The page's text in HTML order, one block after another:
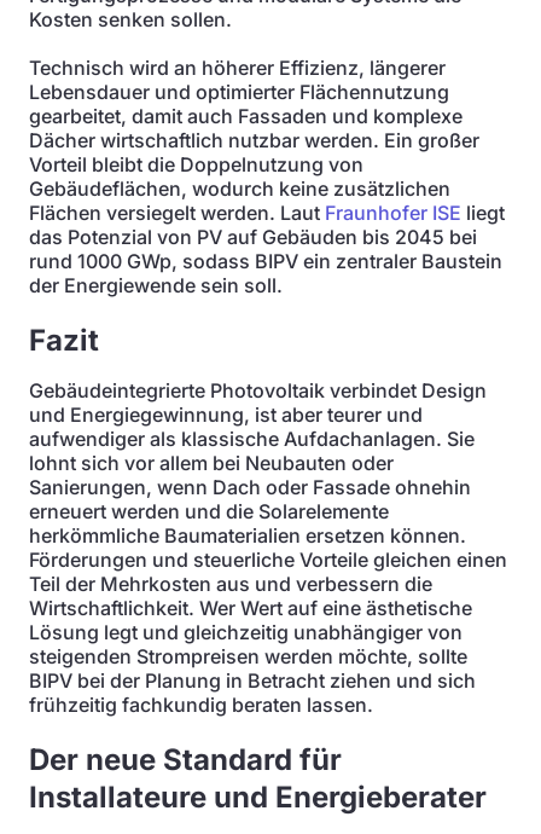
Kosten senken sollen.
Technisch wird an höherer Effizienz, längerer
Lebensdauer und optimierter Flächennutzung
gearbeitet, damit auch Fassaden und komplexe
Dächer wirtschaftlich nutzbar werden. Ein großer
Vorteil bleibt die Doppelnutzung von
Gebäudeflächen, wodurch keine zusätzlichen
Flächen versiegelt werden. Laut Fraunhofer ISE liegt
das Potenzial von PV auf Gebäuden bis 2045 bei
rund 1000 GWp, sodass BIPV ein zentraler Baustein
der Energiewende sein soll.
Fazit
Gebäudeintegrierte Photovoltaik verbindet Design
und Energiegewinnung, ist aber teurer und
aufwendiger als klassische Aufdachanlagen. Sie
lohnt sich vor allem bei Neubauten oder
Sanierungen, wenn Dach oder Fassade ohnehin
erneuert werden und die Solarelemente
herkömmliche Baumaterialien ersetzen können.
Förderungen und steuerliche Vorteile gleichen einen
Teil der Mehrkosten aus und verbessern die
Wirtschaftlichkeit. Wer Wert auf eine ästhetische
Lösung legt und gleichzeitig unabhängiger von
steigenden Strompreisen werden möchte, sollte
BIPV bei der Planung in Betracht ziehen und sich
frühzeitig fachkundig beraten lassen.
Der neue Standard für
Installateure und Energieberater